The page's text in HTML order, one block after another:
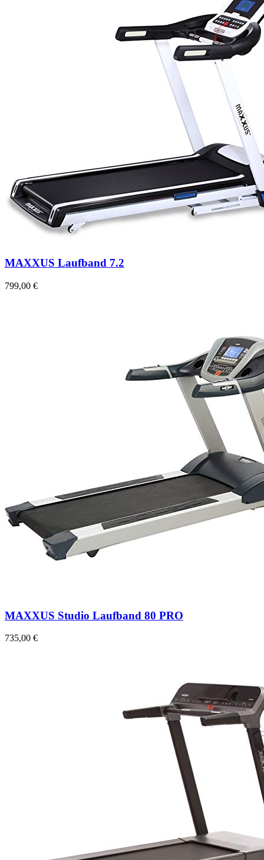
MAXXUS Laufband 7.2
799,00 €
MAXXUS Studio Laufband 80 PRO
735,00 €